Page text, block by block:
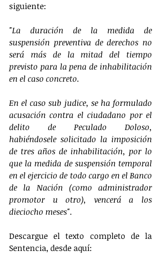
siguiente:
"La duración de la medida de
suspensión preventiva de derechos no
será más de la mitad del tiempo
previsto para la pena de inhabilitación
en el caso concreto.
En el caso sub judice, se ha formulado
acusación contra el ciudadano por el
delito de Peculado Doloso,
habiéndosele solicitado la imposición
de tres años de inhabilitación, por lo
que la medida de suspensión temporal
en el ejercicio de todo cargo en el Banco
de la Nación (como administrador
promotor u otro), vencerá a los
dieciocho meses".
Descargue el texto completo de la
Sentencia, desde aquí: